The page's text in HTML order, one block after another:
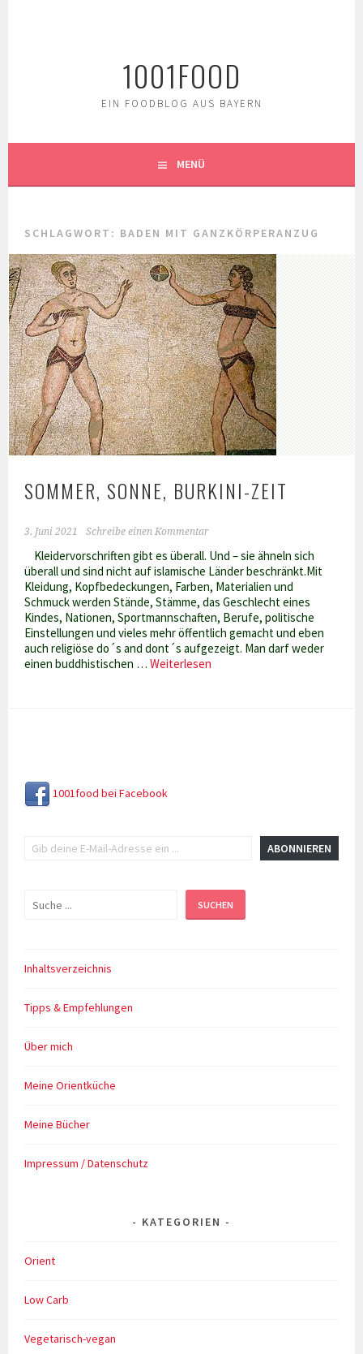
1001FOOD
EIN FOODBLOG AUS BAYERN
MENÜ
SCHLAGWORT: BADEN MIT GANZKÖRPERANZUG
SOMMER, SONNE, BURKINI-ZEIT
3. Juni 2021 Schreibe einen Kommentar
Kleidervorschriften gibt es überall. Und – sie ähneln sich
überall und sind nicht auf islamische Länder beschränkt.Mit
Kleidung, Kopfbedeckungen, Farben, Materialien und
Schmuck werden Stände, Stämme, das Geschlecht eines
Kindes, Nationen, Sportmannschaften, Berufe, politische
Einstellungen und vieles mehr öffentlich gemacht und eben
auch religiöse do´s and dont´s aufgezeigt. Man darf weder
einen buddhistischen …Weiterlesen
1001food bei Facebook
ABONNIEREN
Suchen SUCHEN
Inhaltsverzeichnis
Tipps & Empfehlungen
Über mich
Meine Orientküche
Meine Bücher
Impressum / Datenschutz
KATEGORIEN
Orient
Low Carb
Vegetarisch-vegan